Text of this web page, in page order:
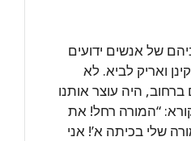
של אנשים ידועים
ואריק לביא. לא
היה עוצר אותנו
“המורה רחל! את
שלי בכיתה א’! אני